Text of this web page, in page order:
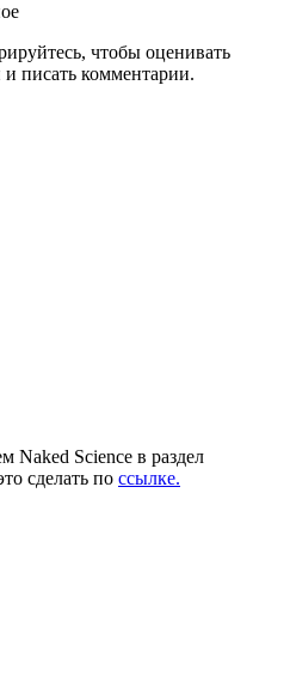
чтобы оценивать
и писать комментарии.
Naked Science в раздел
сделать по ссылке.